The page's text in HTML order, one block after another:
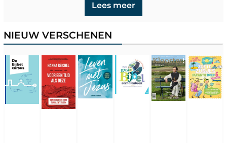
Lees meer
NIEUW VERSCHENEN